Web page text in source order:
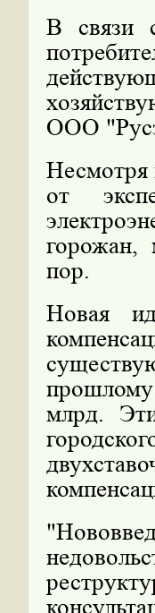
В связи
ООО
Несмотря
от
горожан,
пор.
Новая
млрд.